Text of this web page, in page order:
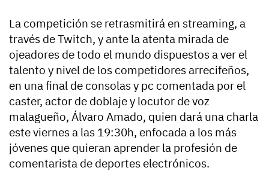
La competición se retrasmitirá en streaming, a
través de Twitch, y ante la atenta mirada de
ojeadores de todo el mundo dispuestos a ver el
talento y nivel de los competidores arrecifeños,
en una final de consolas y pc comentada por el
caster, actor de doblaje y locutor de voz
malagueño, Álvaro Amado, quien dará una charla
este viernes a las 19:30h, enfocada a los más
jóvenes que quieran aprender la profesión de
comentarista de deportes electrónicos.